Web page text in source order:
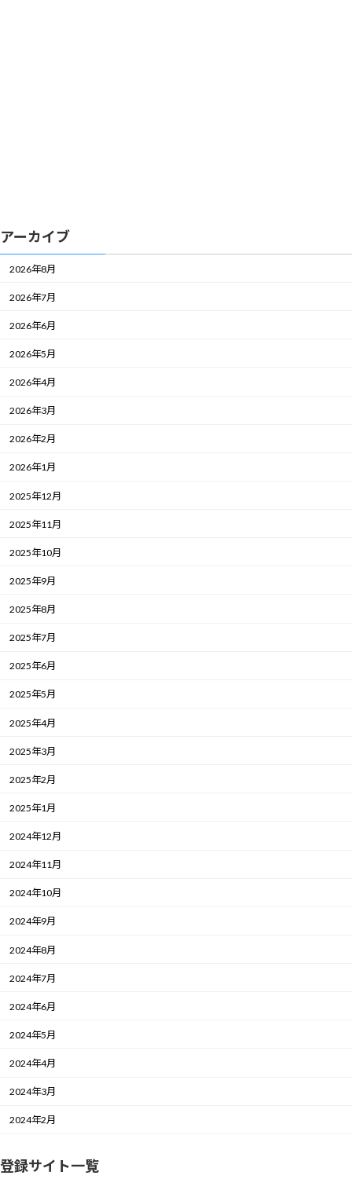
アーカイブ
2026年8月
2026年7月
2026年6月
2026年5月
2026年4月
2026年3月
2026年2月
2026年1月
2025年12月
2025年11月
2025年10月
2025年9月
2025年8月
2025年7月
2025年6月
2025年5月
2025年4月
2025年3月
2025年2月
2025年1月
2024年12月
2024年11月
2024年10月
2024年9月
2024年8月
2024年7月
2024年6月
2024年5月
2024年4月
2024年3月
2024年2月
登録サイト一覧